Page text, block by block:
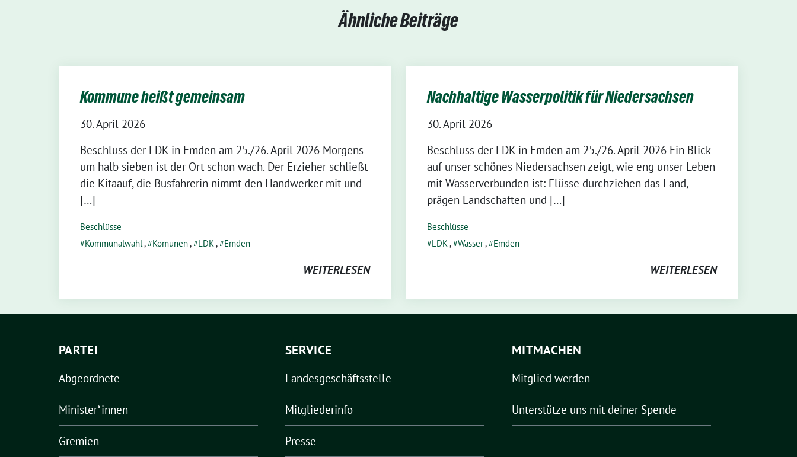
Ähnliche Beiträge
Kommune heißt gemeinsam
30. April 2026
Beschluss der LDK in Emden am 25./26. April 2026 Morgens
um halb sieben ist der Ort schon wach. Der Erzieher schließt
die Kitaauf, die Busfahrerin nimmt den Handwerker mit und
[…]
Beschlüsse
Kommunalwahl, Komunen, LDK, Emden
WEITERLESEN
Nachhaltige Wasserpolitik für Niedersachsen
30. April 2026
Beschluss der LDK in Emden am 25./26. April 2026 Ein Blick
auf unser schönes Niedersachsen zeigt, wie eng unser Leben
mit Wasserverbunden ist: Flüsse durchziehen das Land,
prägen Landschaften und […]
Beschlüsse
LDK, Wasser, Emden
WEITERLESEN
PARTEI
Abgeordnete
Minister*innen
Gremien
SERVICE
Landesgeschäftsstelle
Mitgliederinfo
Presse
MITMACHEN
Mitglied werden
Unterstütze uns mit deiner Spende